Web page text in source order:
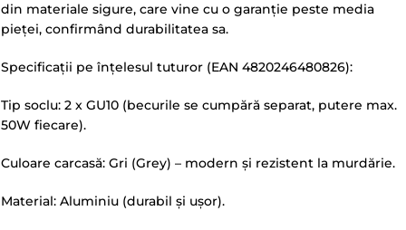
din materiale sigure, care vine cu o garanție peste media
pieței, confirmând durabilitatea sa.
Specificații pe înțelesul tuturor (EAN 4820246480826):
Tip soclu: 2 x GU10 (becurile se cumpără separat, putere max.
50W fiecare).
Culoare carcasă: Gri (Grey) – modern și rezistent la murdărie.
Material: Aluminiu (durabil și ușor).